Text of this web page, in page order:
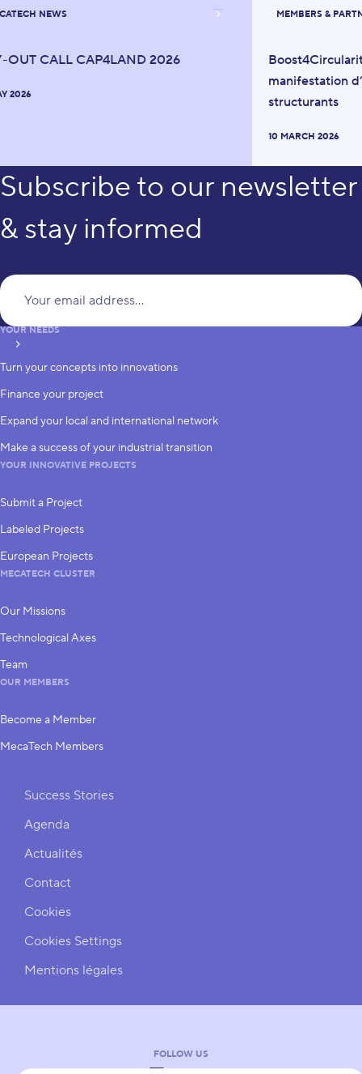
OUT CALL CAP4LAND 2026
2026
NEWS
manifestation
structurants
10 MARCH 2026
MEMBERS &
Subscribe to our newsletter
& stay informed
subscribe
YOUR NEEDS
Turn your concepts into innovations
Finance your project
Expand your local and international network
Make a success of your industrial transition
YOUR INNOVATIVE PROJECTS
Submit a Project
Labeled Projects
European Projects
MECATECH CLUSTER
Our Missions
Technological Axes
Team
OUR MEMBERS
Become a Member
MecaTech Members
Shortcuts
Success Stories
Agenda
Actualités
Contact
Cookies
Cookies Settings
Mentions légales
FOLLOW US